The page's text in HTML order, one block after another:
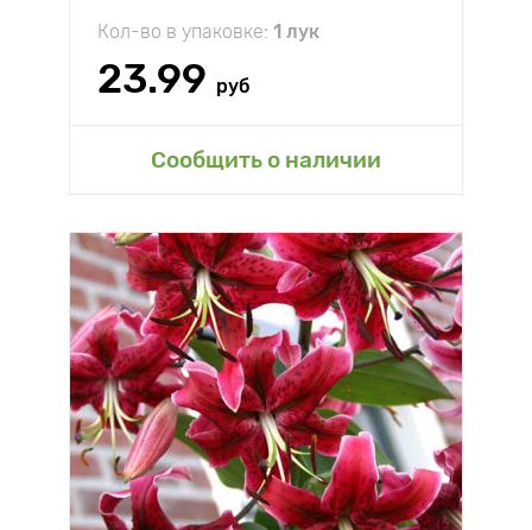
Кол-во в упаковке: 1 лук
23.99 руб
Сообщить о наличии